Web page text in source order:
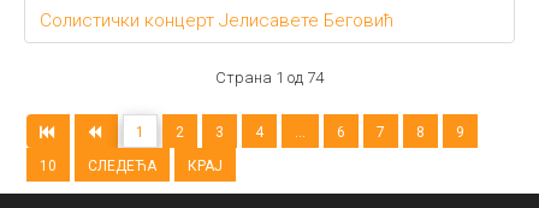
Солистички концерт Јелисавете Беговић
Страна 1 од 74
1 2 3 4 ... 6 7 8
9
10
СЛЕДЕЋА КРАЈ